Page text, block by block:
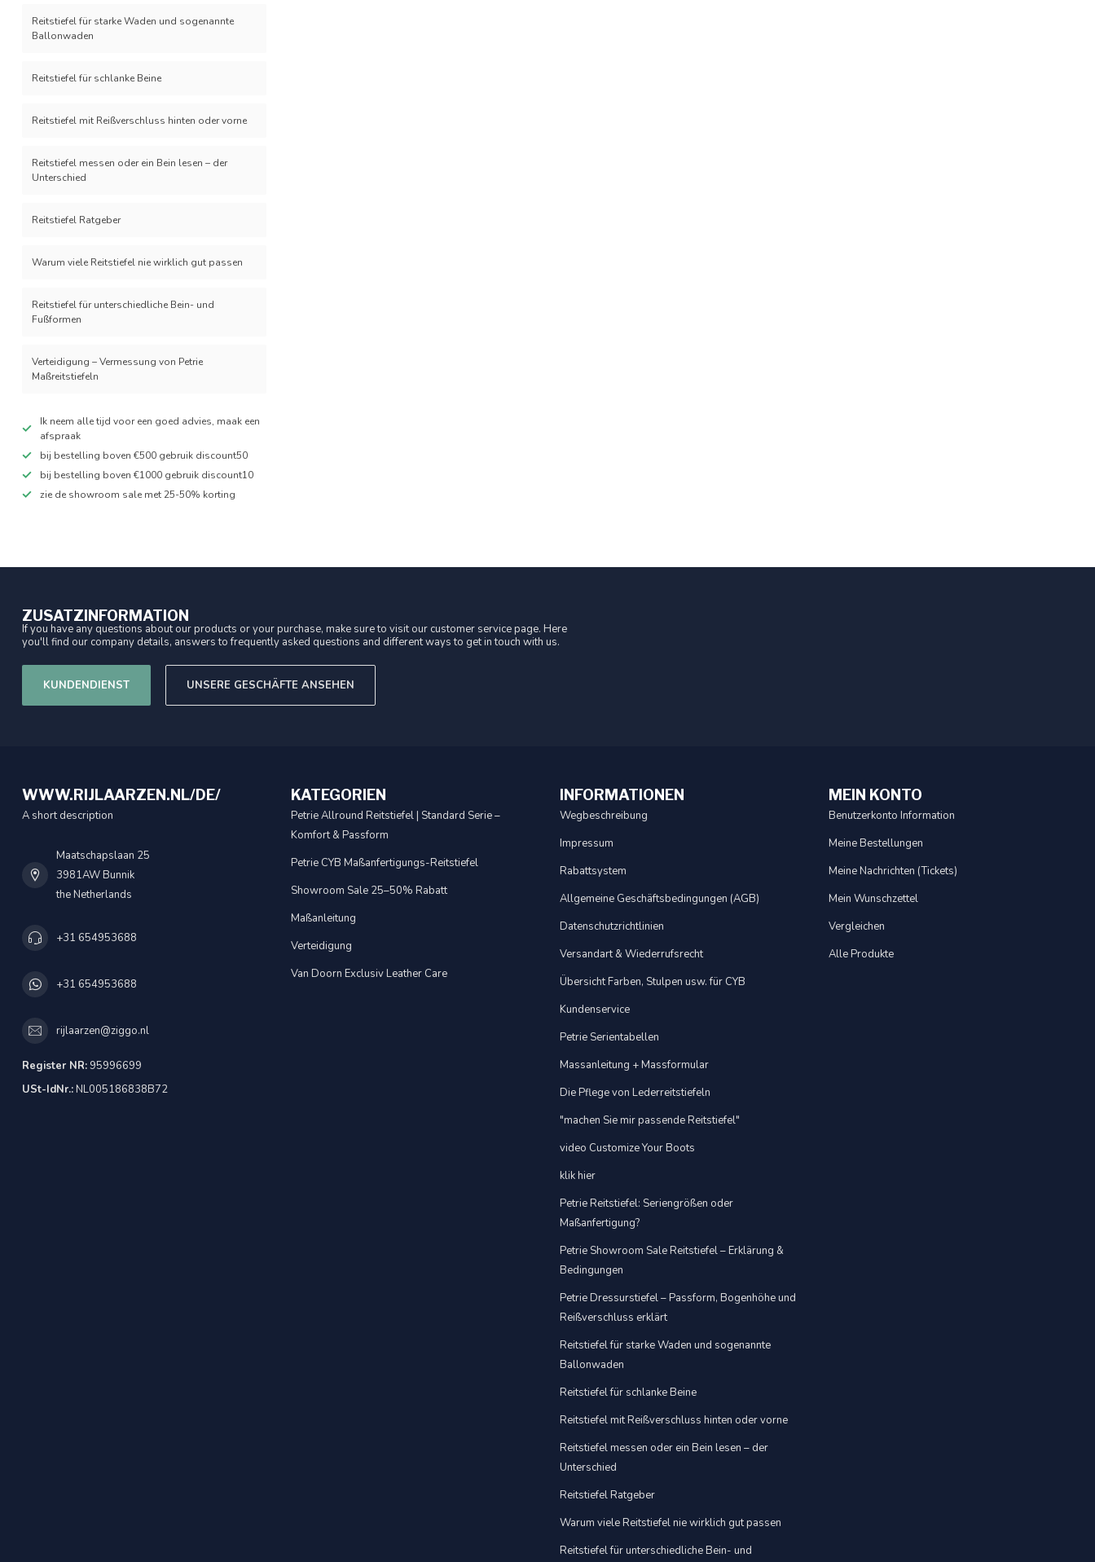
Reitstiefel für starke Waden und sogenannte
Ballonwaden
Reitstiefel für schlanke Beine
Reitstiefel mit Reißverschluss hinten oder vorne
Reitstiefel messen oder ein Bein lesen – der
Unterschied
Reitstiefel Ratgeber
Warum viele Reitstiefel nie wirklich gut passen
Reitstiefel für unterschiedliche Bein- und
Fußformen
Verteidigung – Vermessung von Petrie
Maßreitstiefeln
Ik neem alle tijd voor een goed advies, maak een
afspraak
bij bestelling boven €500 gebruik discount50
bij bestelling boven €1000 gebruik discount10
zie de showroom sale met 25-50% korting
ZUSATZINFORMATION
If you have any questions about our products or your purchase, make sure to visit our customer service page. Here
you'll find our company details, answers to frequently asked questions and different ways to get in touch with us.
KUNDENDIENST UNSERE GESCHÄFTE ANSEHEN
WWW.RIJLAARZEN.NL/DE/
A short description
Maatschapslaan 25
3981AW Bunnik
the Netherlands
+31 654953688
+31 654953688
rijlaarzen@ziggo.nl
Register NR:95996699
USt-IdNr.:NL005186838B72
KATEGORIEN
Petrie Allround Reitstiefel | Standard Serie –
Komfort & Passform
Petrie CYB Maßanfertigungs-Reitstiefel
Showroom Sale 25–50% Rabatt
Maßanleitung
Verteidigung
Van Doorn Exclusiv Leather Care
INFORMATIONEN
Wegbeschreibung
Impressum
Rabattsystem
Allgemeine Geschäftsbedingungen (AGB)
Datenschutzrichtlinien
Versandart & Wiederrufsrecht
Übersicht Farben, Stulpen usw. für CYB
Kundenservice
Petrie Serientabellen
Massanleitung + Massformular
Die Pflege von Lederreitstiefeln
"machen Sie mir passende Reitstiefel"
video Customize Your Boots
klik hier
Petrie Reitstiefel: Seriengrößen oder
Maßanfertigung?
Petrie Showroom Sale Reitstiefel – Erklärung &
Bedingungen
Petrie Dressurstiefel – Passform, Bogenhöhe und
Reißverschluss erklärt
Reitstiefel für starke Waden und sogenannte
Ballonwaden
Reitstiefel für schlanke Beine
Reitstiefel mit Reißverschluss hinten oder vorne
Reitstiefel messen oder ein Bein lesen – der
Unterschied
Reitstiefel Ratgeber
Warum viele Reitstiefel nie wirklich gut passen
Reitstiefel für unterschiedliche Bein- und
MEIN KONTO
Benutzerkonto Information
Meine Bestellungen
Meine Nachrichten (Tickets)
Mein Wunschzettel
Vergleichen
Alle Produkte